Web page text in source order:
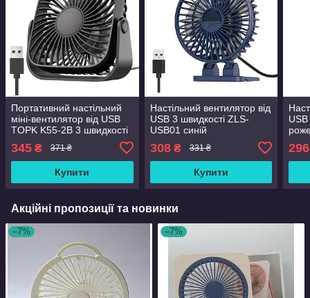
Портативний настільний
міні-вентилятор від USB
TOPK K55-2B 3 швидкості
345 ₴ 371 ₴
Купити
Настільний вентилятор від
USB 3 швидкості ZLS-
USB01 синій
308₴ 331 ₴
Купити
296
Акційні пропозиції та новинки
–7% –7%